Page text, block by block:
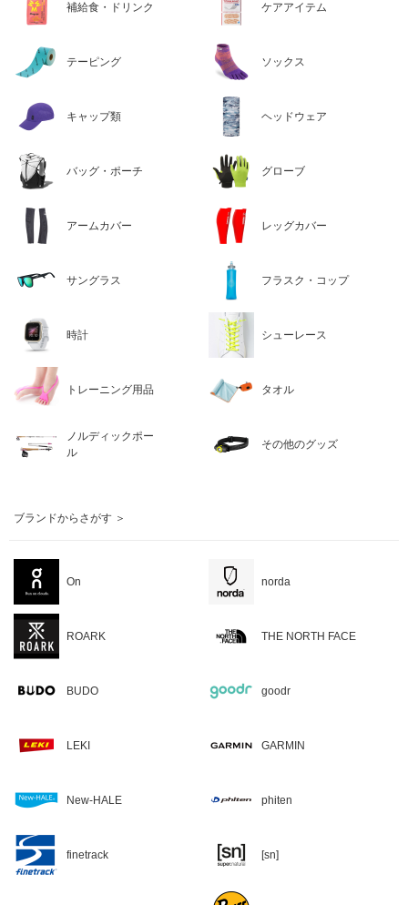
補給食・ドリンク ケアアイテム
テーピング ソックス
キャップ類 ヘッドウェア
バッグ・ポーチ グローブ
アームカバー レッグカバー
サングラス フラスク・コップ
時計 シューレース
トレーニング用品 タオル
ノルディックポー
ル
その他のグッズ
ブランドからさがす ＞
On norda
ROARK THE NORTH FACE
BUDO goodr
LEKI GARMIN
New-HALE phiten
finetrack [sn]